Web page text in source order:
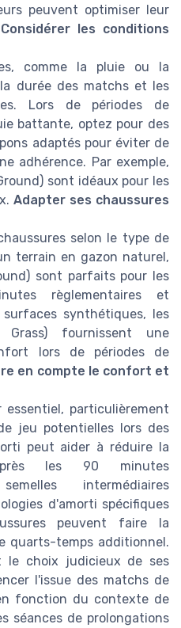
peuvent optimiser leur
Considérer les conditions
comme la pluie ou la
durée des matchs et les
Lors de périodes de
battante, optez pour des
adaptés pour éviter de
adhérence. Par exemple,
sont idéaux pour les
Adapter ses chaussures
selon le type de
terrain en gazon naturel,
sont parfaits pour les
règlementaires et
surfaces synthétiques, les
Grass) fournissent une
lors de périodes de
en compte le confort et
particulièrement
jeu potentielles lors des
peut aider à réduire la
les 90 minutes
intermédiaires
d'amorti spécifiques
peuvent faire la
quarts-temps additionnel.
le choix judicieux de ses
l'issue des matchs de
fonction du contexte de
séances de prolongations